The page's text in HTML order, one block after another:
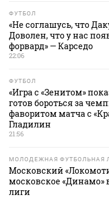
ФУТБОЛ
«Не соглашусь, что
Доволен, что у нас
форвард» — Карседо
22:06
ФУТБОЛ
«Игра с «Зенитом»
готов бороться за
фаворитом матча с
Гладилин
21:56
МОЛОДЕЖНАЯ ФУТБОЛЬНАЯ
Московский
московское
лиги